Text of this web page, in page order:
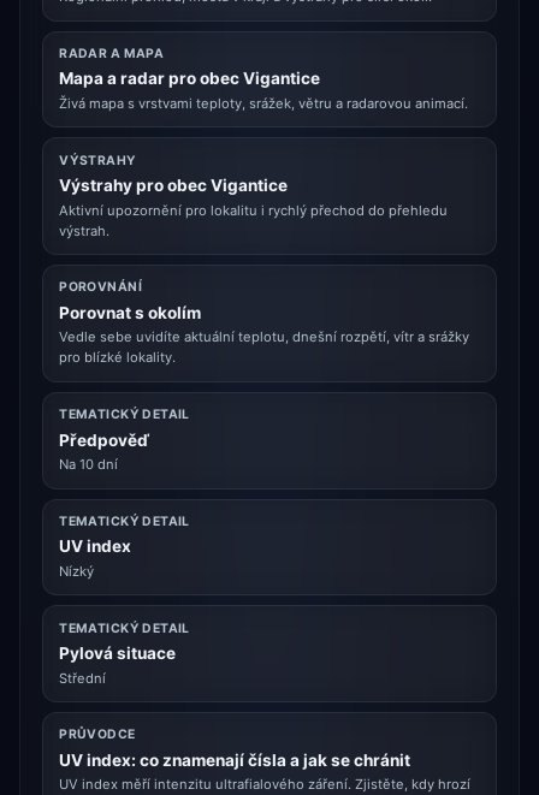
RADAR A MAPA
Mapa a radar pro obec Vigantice
Živá mapa s vrstvami teploty, srážek, větru a radarovou animací.
VÝSTRAHY
Výstrahy pro obec Vigantice
Aktivní upozornění pro lokalitu i rychlý přechod do přehledu
výstrah.
POROVNÁNÍ
Porovnat s okolím
Vedle sebe uvidíte aktuální teplotu, dnešní rozpětí, vítr a srážky
pro blízké lokality.
TEMATICKÝ DETAIL
Předpověď
Na 10 dní
TEMATICKÝ DETAIL
UV index
Nízký
TEMATICKÝ DETAIL
Pylová situace
Střední
PRŮVODCE
UV index: co znamenají čísla a jak se chránit
UV index měří intenzitu ultrafialového záření. Zjistěte, kdy hrozí